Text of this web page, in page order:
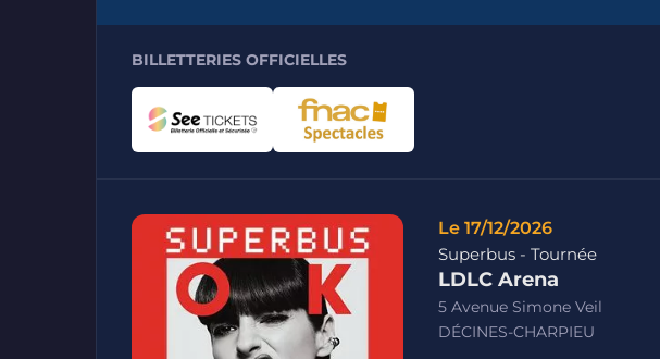
BILLETTERIES OFFICIELLES
Le 17/12/2026
Superbus - Tournée
LDLC Arena
5 Avenue Simone Veil
DÉCINES-CHARPIEU